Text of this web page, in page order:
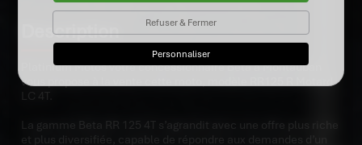
Refuser & Fermer
Personnaliser
Description
Platinium Motos votre concessionnaire Beta à Montauban
vous propose à la vente cette moto, modèle RR125 R Motard
LC 4T.
La gamme Beta RR 125 4T s’agrandit avec une offre plus riche